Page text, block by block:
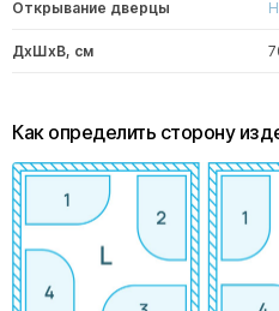
Открывание дверцы
ДxШxВ, см
Как определить сторону